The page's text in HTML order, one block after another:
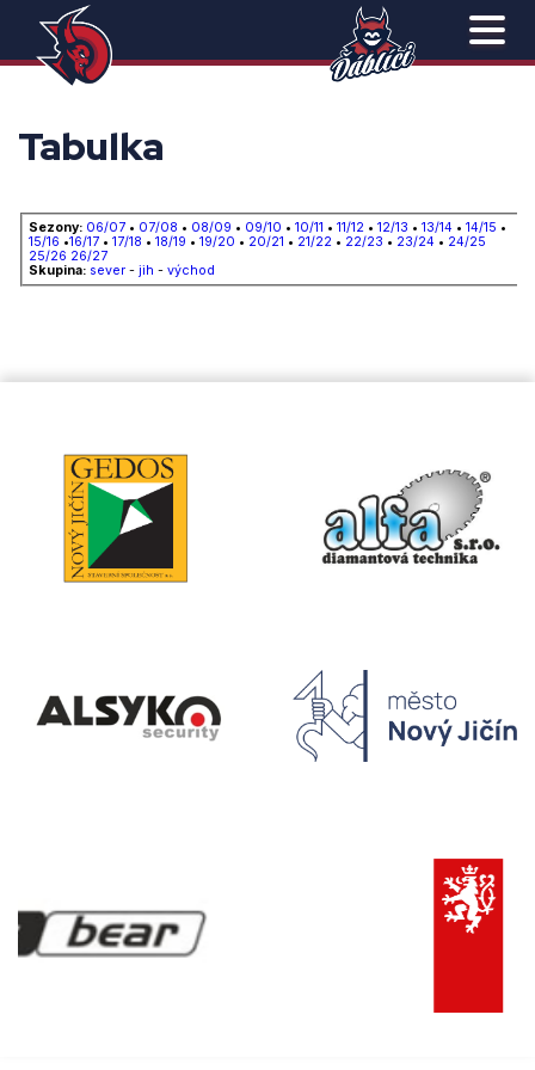
Tabulka
Sezony: 06/07 • 07/08 • 08/09 • 09/10 • 10/11 • 11/12 • 12/13 • 13/14 • 14/15 •
15/16 •16/17 • 17/18 • 18/19 • 19/20 • 20/21 • 21/22 • 22/23 • 23/24 • 24/25
25/26 26/27
Skupina: sever - jih - východ